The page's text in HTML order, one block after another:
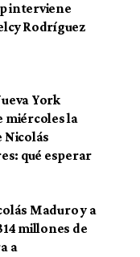
interviene
Rodríguez
York
miércoles la
Nicolás
qué esperar
Maduro y a
millones de
a